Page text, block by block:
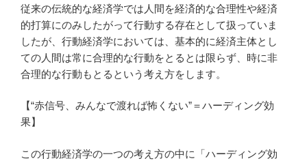
従来の伝統的な経済学では人間を経済的な合理性や経済
的打算にのみしたがって行動する存在として扱っていま
したが、行動経済学においては、基本的に経済主体とし
ての人間は常に合理的な行動をとるとは限らず、時に非
合理的な行動もとるという考え方をします。
【“赤信号、みんなで渡れば怖くない”＝ハーディング効
果】
この行動経済学の一つの考え方の中に「ハーディング効